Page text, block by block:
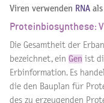
Viren verwenden RNA
Proteinbiosynthese:
Die Gesamtheit der
bezeichnet, ein Gen ist
Erbinformation. Es
die den Bauplan für
des zu erzeugenden